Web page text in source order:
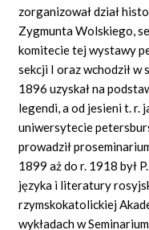
zorganizował dział
Zygmunta Wolskiego,
komitecie tej wystawy
sekcji I oraz wchodził w
1896 uzyskał na
legendi, a od jesieni t. r.
uniwersytecie
prowadził
1899 aż do r. 1918 był
języka i literatury
rzymskokatolickiej
wykładach w